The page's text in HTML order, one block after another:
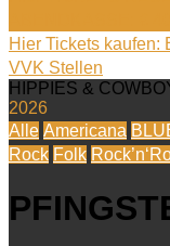
Hier Tickets kaufen:
VVK Stellen
HIPPIES &
2026
Alle Americana
Rock Folk